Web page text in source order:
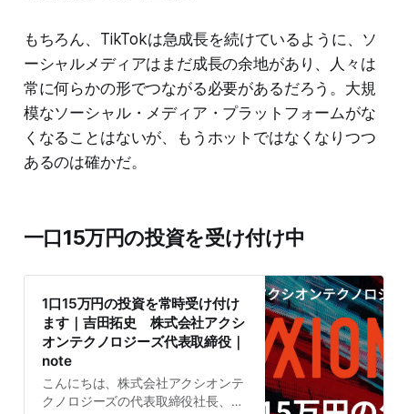
もちろん、TikTokは急成長を続けているように、ソ
ーシャルメディアはまだ成長の余地があり、人々は
常に何らかの形でつながる必要があるだろう。大規
模なソーシャル・メディア・プラットフォームがな
くなることはないが、もうホットではなくなりつつ
あるのは確かだ。
一口15万円の投資を受け付け中
1口15万円の投資を常時受け付け
ます｜吉田拓史 株式会社アクシ
オンテクノロジーズ代表取締役｜
note
こんにちは、株式会社アクシオンテ
クノロジーズの代表取締役社長、吉